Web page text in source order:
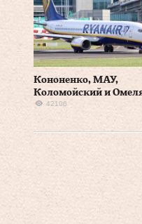
Кононенко, МАУ,
Коломойский и
42106